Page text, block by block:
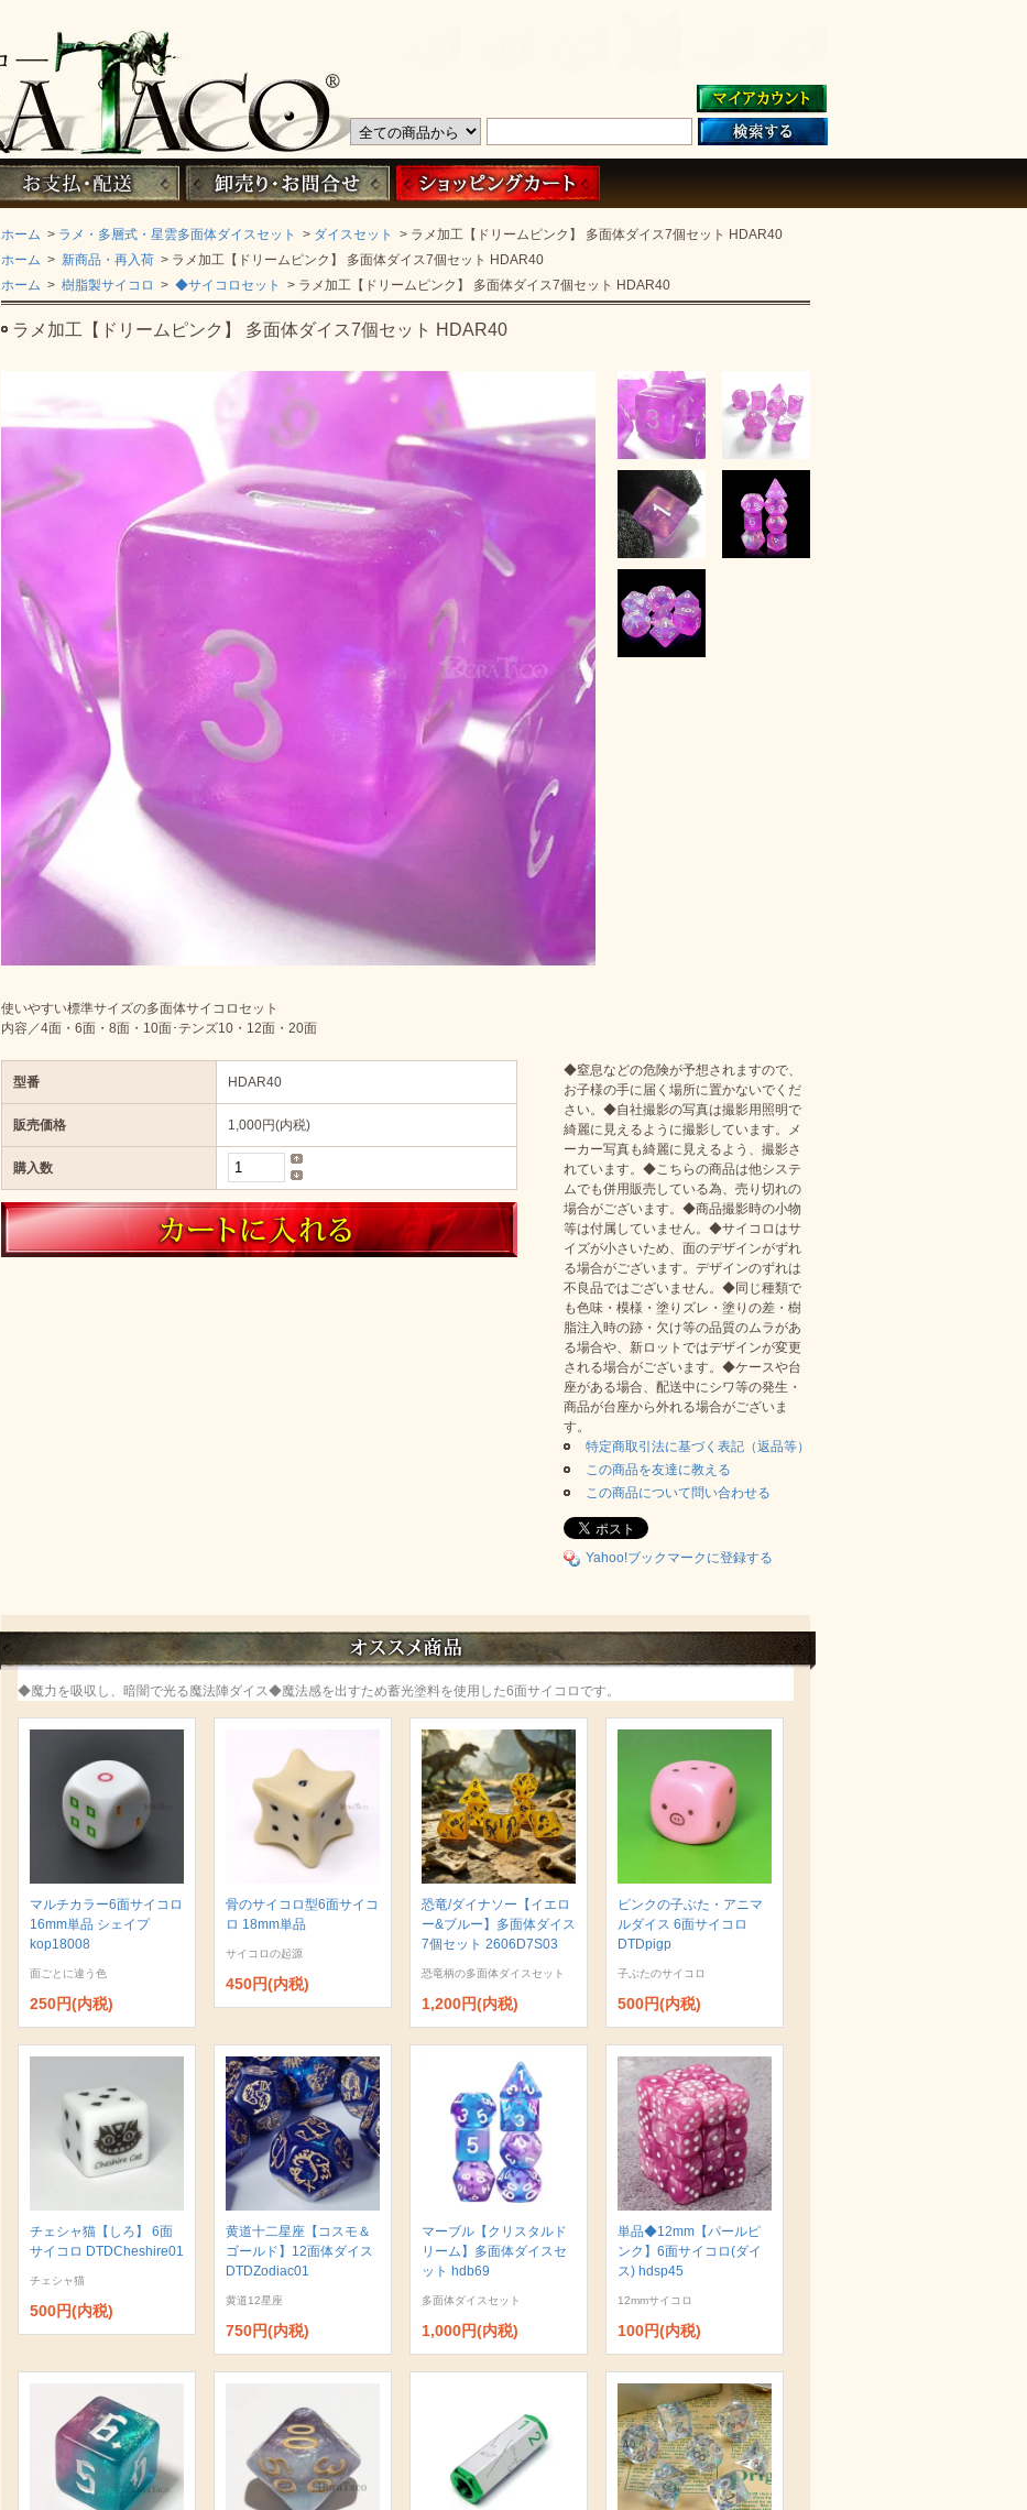
ホーム > ラメ・多層式・星雲多面体ダイスセット > ダイスセット
> ラメ加工【ドリームピンク】 多面体ダイス7個セット HDAR40
ホーム > 新商品・再入荷 > ラメ加工【ドリームピンク】 多面体ダイス7個セット HDAR40
ホーム > 樹脂製サイコロ > ◆サイコロセット > ラメ加工【ドリームピンク】 多面体ダイス7個セット HDAR40
ラメ加工【ドリームピンク】 多面体ダイス7個セット HDAR40
使いやすい標準サイズの多面体サイコロセット
内容／4面・6面・8面・10面･テンズ10・12面・20面
型番 HDAR40
販売価格 1,000円(内税)
購入数
◆窒息などの危険が予想されますので、
お子様の手に届く場所に置かないでくだ
さい。◆自社撮影の写真は撮影用照明で
綺麗に見えるように撮影しています。メ
ーカー写真も綺麗に見えるよう、撮影さ
れています。◆こちらの商品は他システ
ムでも併用販売している為、売り切れの
場合がございます。◆商品撮影時の小物
等は付属していません。◆サイコロはサ
イズが小さいため、面のデザインがずれ
る場合がございます。デザインのずれは
不良品ではございません。◆同じ種類で
も色味・模様・塗りズレ・塗りの差・樹
脂注入時の跡・欠け等の品質のムラがあ
る場合や、新ロットではデザインが変更
される場合がございます。◆ケースや台
座がある場合、配送中にシワ等の発生・
商品が台座から外れる場合がございま
す。
特定商取引法に基づく表記（返品等）
この商品を友達に教える
この商品について問い合わせる
Yahoo!ブックマークに登録する
◆魔力を吸収し、暗闇で光る魔法陣ダイス◆魔法感を出すため蓄光塗料を使用した6面サイコロです。
マルチカラー6面サイコロ
16mm単品 シェイプ
kop18008
面ごとに違う色
250円(内税)
骨のサイコロ型6面サイコ
ロ 18mm単品
サイコロの起源
450円(内税)
恐竜/ダイナソー【イエロ
ー&ブルー】多面体ダイス
7個セット 2606D7S03
恐竜柄の多面体ダイスセット
1,200円(内税)
ピンクの子ぶた・アニマ
ルダイス 6面サイコロ
DTDpigp
子ぶたのサイコロ
500円(内税)
チェシャ猫【しろ】 6面
サイコロ DTDCheshire01
チェシャ猫
500円(内税)
黄道十二星座【コスモ＆
ゴールド】12面体ダイス
DTDZodiac01
黄道12星座
750円(内税)
マーブル【クリスタルド
リーム】多面体ダイスセ
ット hdb69
多面体ダイスセット
1,000円(内税)
単品◆12mm【パールピ
ンク】6面サイコロ(ダイ
ス) hdsp45
12mmサイコロ
100円(内税)